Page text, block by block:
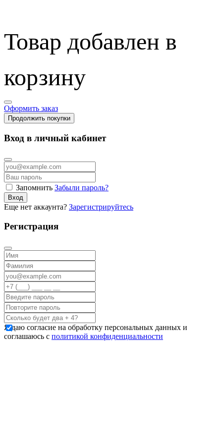
Товар добавлен в
корзину
Оформить заказ
Продолжить покупки
Вход в личный кабинет
Запомнить Забыли пароль?
Вход
Еще нет аккаунта? Зарегистрируйтесь
Регистрация
Я даю согласие на обработку персональных данных и
соглашаюсь с политикой конфиденциальности